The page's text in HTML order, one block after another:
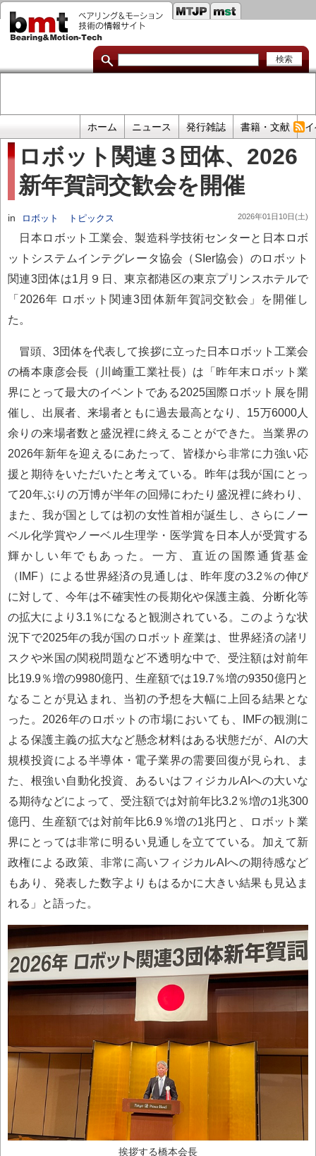
メ
イ
テ
カ
ン
ダ
リ
ン
ク
ラ
イ
リ
リ
ク
ホーム ニュース 発行雑誌 書籍・文献
ロボット関連３団体、2026
新年賀詞交歓会を開催
2026年01日10日(土)
in ロボット トピックス
日本ロボット工業会、製造科学技術センターと日本ロボ
ットシステムインテグレータ協会（SIer協会）のロボット
関連3団体は1月９日、東京都港区の東京プリンスホテルで
「2026年 ロボット関連3団体新年賀詞交歓会」を開催し
た。
冒頭、3団体を代表して挨拶に立った日本ロボット工業会
の橋本康彦会長（川崎重工業社長）は「昨年末ロボット業
界にとって最大のイベントである2025国際ロボット展を開
催し、出展者、来場者ともに過去最高となり、15万6000人
余りの来場者数と盛況裡に終えることができた。当業界の
2026年新年を迎えるにあたって、皆様から非常に力強い応
援と期待をいただいたと考えている。昨年は我が国にとっ
て20年ぶりの万博が半年の回帰にわたり盛況裡に終わり、
また、我が国としては初の女性首相が誕生し、さらにノー
ベル化学賞やノーベル生理学・医学賞を日本人が受賞する
輝かしい年でもあった。一方、直近の国際通貨基金
（IMF）による世界経済の見通しは、昨年度の3.2％の伸び
に対して、今年は不確実性の長期化や保護主義、分断化等
の拡大により3.1％になると観測されている。このような状
況下で2025年の我が国のロボット産業は、世界経済の諸リ
スクや米国の関税問題など不透明な中で、受注額は対前年
比19.9％増の9980億円、生産額では19.7％増の9350億円と
なることが見込まれ、当初の予想を大幅に上回る結果とな
った。2026年のロボットの市場においても、IMFの観測に
よる保護主義の拡大など懸念材料はある状態だが、AIの大
規模投資による半導体・電子業界の需要回復が見られ、ま
た、根強い自動化投資、あるいはフィジカルAIへの大いな
る期待などによって、受注額では対前年比3.2％増の1兆300
億円、生産額では対前年比6.9％増の1兆円と、ロボット業
界にとっては非常に明るい見通しを立てている。加えて新
政権による政策、非常に高いフィジカルAIへの期待感など
もあり、発表した数字よりもはるかに大きい結果も見込ま
れる」と語った。
挨拶する橋本会長